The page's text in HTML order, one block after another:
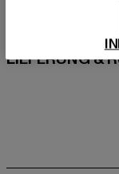
LIEFERUNG &